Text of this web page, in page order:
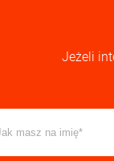
Jeżeli